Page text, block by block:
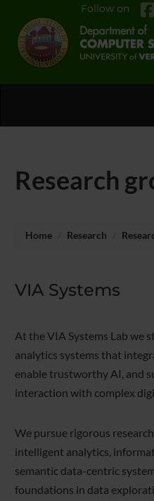
Follow on
Research
Home Research
VIA Systems
At the VIA Systems Lab we
analytics systems that
enable trustworthy AI, and
interaction with complex
We pursue rigorous
intelligent analytics,
semantic data-centric
foundations in data